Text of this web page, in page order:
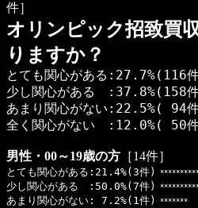
件］
オリンピック招致買
りますか？
とても関心がある:27.7%(116
少し関心がある :37.8%(158
あまり関心がない:22.5%( 94
全く関心がない :12.0%( 50
男性・00～19歳の方 ［14件］
とても関心がある:21.4%(3件)
少し関心がある :50.0%(7件)
あまり関心がない: 7.2%(1件) *******